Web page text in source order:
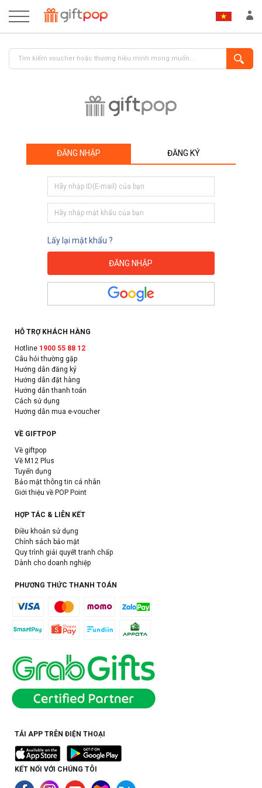
ĐĂNG NHẬP ĐĂNG KÝ
Lấy lại mật khẩu ?
HỖ TRỢ KHÁCH HÀNG
Hotline 1900 55 88 12
Câu hỏi thường gặp
Hướng dẫn đăng ký
Hướng dẫn đặt hàng
Hướng dẫn thanh toán
Cách sử dụng
Hướng dẫn mua e-voucher
VỀ GIFTPOP
Về giftpop
Về M12 Plus
Tuyển dụng
Bảo mật thông tin cá nhân
Giới thiệu về POP Point
HỢP TÁC & LIÊN KẾT
Điều khoản sử dụng
Chính sách bảo mật
Quy trình giải quyết tranh chấp
Dành cho doanh nghiệp
PHƯƠNG THỨC THANH TOÁN
TẢI APP TRÊN ĐIỆN THOẠI
KẾT NỐI VỚI CHÚNG TÔI